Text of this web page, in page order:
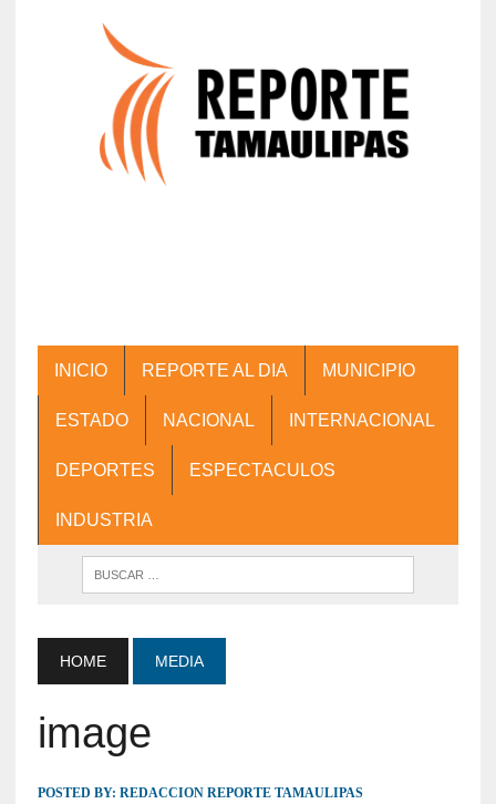
INICIO REPORTE AL DIA MUNICIPIO
ESTADO NACIONAL INTERNACIONAL
DEPORTES ESPECTACULOS
INDUSTRIA
HOME MEDIA
image
POSTED BY: REDACCION REPORTE TAMAULIPAS